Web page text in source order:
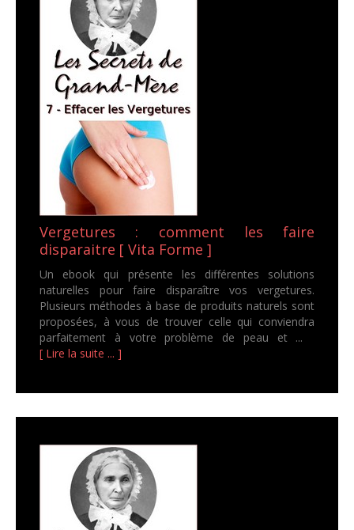
Vergetures : comment les faire
disparaitre [ Vita Forme ]
Un ebook qui présente les différentes solutions
naturelles pour faire disparaître vos vergetures.
Plusieurs méthodes à base de produits naturels sont
proposées, à vous de trouver celle qui conviendra
parfaitement à votre problème de peau et ...
[ Lire la suite ... ]